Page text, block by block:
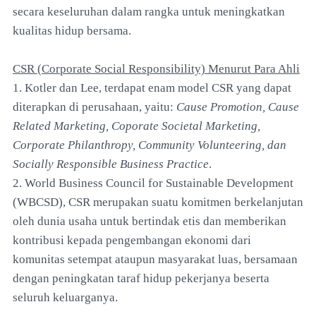
secara keseluruhan dalam rangka untuk meningkatkan
kualitas hidup bersama.
CSR (Corporate Social Responsibility) Menurut Para Ahli
1. Kotler dan Lee, terdapat enam model CSR yang dapat
diterapkan di perusahaan, yaitu: Cause Promotion, Cause
Related Marketing, Coporate Societal Marketing,
Corporate Philanthropy, Community Volunteering, dan
Socially Responsible Business Practice.
2. World Business Council for Sustainable Development
(WBCSD), CSR merupakan suatu komitmen berkelanjutan
oleh dunia usaha untuk bertindak etis dan memberikan
kontribusi kepada pengembangan ekonomi dari
komunitas setempat ataupun masyarakat luas, bersamaan
dengan peningkatan taraf hidup pekerjanya beserta
seluruh keluarganya.